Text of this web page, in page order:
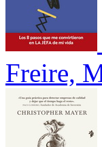
Freire,